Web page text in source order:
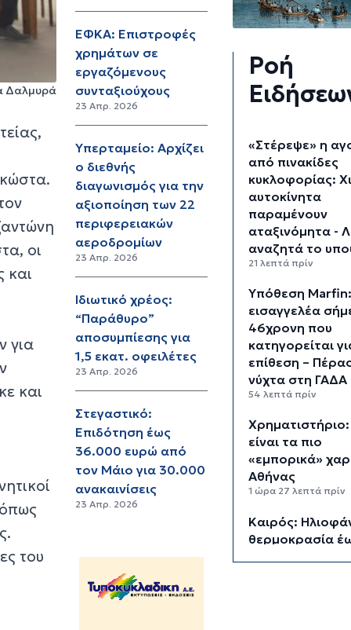
Δαλμυρά
οι
και
για
και
του
ΕΦΚΑ: Επιστροφές
χρημάτων σε
εργαζόμενους
συνταξιούχους
23 Απρ. 2026
Υπερταμείο: Αρχίζει
ο διεθνής
διαγωνισμός για την
αξιοποίηση των 22
περιφερειακών
αεροδρομίων
23 Απρ. 2026
Ιδιωτικό χρέος:
“Παράθυρο”
αποσυμπίεσης για
1,5 εκατ. οφειλέτες
23 Απρ. 2026
Στεγαστικό:
Επιδότηση έως
36.000 ευρώ από
τον Μάιο για 30.000
ανακαινίσεις
23 Απρ. 2026
Ροή
«Στέρεψε» η
από πινακίδες
κυκλοφορίας:
αυτοκίνητα
παραμένουν
αταξινόμητα -
αναζητά το
21 λεπτά πρίν
Υπόθεση
εισαγγελέα
46χρονη που
κατηγορείται
επίθεση –
νύχτα στη ΓΑΔΑ
54 λεπτά πρίν
είναι τα πιο
«εμπορικά»
Αθήνας
1 ώρα 27 λεπτά πρίν
Καιρός:
θερμοκρασία